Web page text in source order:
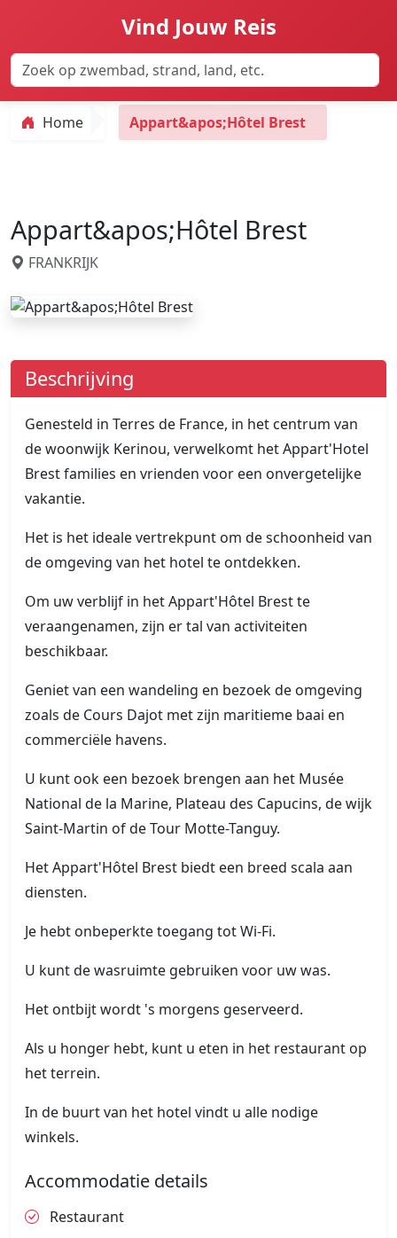
Vind Jouw Reis
Home Appart&apos;Hôtel Brest
Appart&apos;Hôtel Brest
FRANKRIJK
Beschrijving
Genesteld in Terres de France, in het centrum van
de woonwijk Kerinou, verwelkomt het Appart'Hotel
Brest families en vrienden voor een onvergetelijke
vakantie.
Het is het ideale vertrekpunt om de schoonheid van
de omgeving van het hotel te ontdekken.
Om uw verblijf in het Appart'Hôtel Brest te
veraangenamen, zijn er tal van activiteiten
beschikbaar.
Geniet van een wandeling en bezoek de omgeving
zoals de Cours Dajot met zijn maritieme baai en
commerciële havens.
U kunt ook een bezoek brengen aan het Musée
National de la Marine, Plateau des Capucins, de wijk
Saint-Martin of de Tour Motte-Tanguy.
Het Appart'Hôtel Brest biedt een breed scala aan
diensten.
Je hebt onbeperkte toegang tot Wi-Fi.
U kunt de wasruimte gebruiken voor uw was.
Het ontbijt wordt 's morgens geserveerd.
Als u honger hebt, kunt u eten in het restaurant op
het terrein.
In de buurt van het hotel vindt u alle nodige
winkels.
Accommodatie details
Restaurant